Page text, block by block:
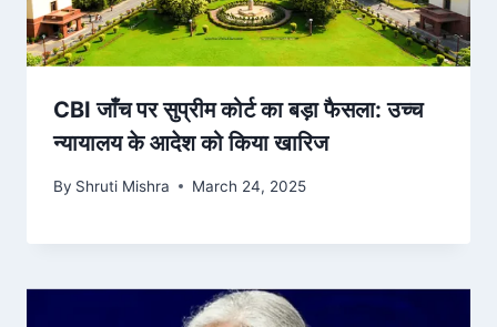
CBI जाँच पर सुप्रीम कोर्ट का बड़ा फैसला: उच्च
न्यायालय के आदेश को किया खारिज
By Shruti Mishra March 24, 2025